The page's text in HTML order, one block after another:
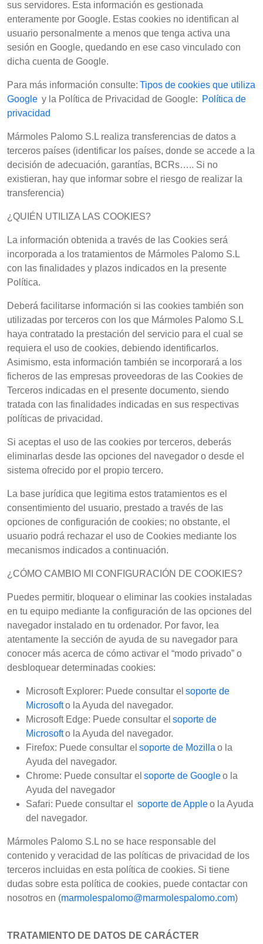
sus servidores. Esta información es gestionada
enteramente por Google. Estas cookies no identifican al
usuario personalmente a menos que tenga activa una
sesión en Google, quedando en ese caso vinculado con
dicha cuenta de Google.
Para más información consulte: Tipos de cookies que utiliza
Google y la Política de Privacidad de Google: Política de
privacidad
Mármoles Palomo S.L realiza transferencias de datos a
terceros países (identificar los países, donde se accede a la
decisión de adecuación, garantías, BCRs….. Si no
existieran, hay que informar sobre el riesgo de realizar la
transferencia)
¿QUIÉN UTILIZA LAS COOKIES?
La información obtenida a través de las Cookies será
incorporada a los tratamientos de Mármoles Palomo S.L
con las finalidades y plazos indicados en la presente
Política.
Deberá facilitarse información si las cookies también son
utilizadas por terceros con los que Mármoles Palomo S.L
haya contratado la prestación del servicio para el cual se
requiera el uso de cookies, debiendo identificarlos.
Asimismo, esta información también se incorporará a los
ficheros de las empresas proveedoras de las Cookies de
Terceros indicadas en el presente documento, siendo
tratada con las finalidades indicadas en sus respectivas
políticas de privacidad.
Si aceptas el uso de las cookies por terceros, deberás
eliminarlas desde las opciones del navegador o desde el
sistema ofrecido por el propio tercero.
La base jurídica que legitima estos tratamientos es el
consentimiento del usuario, prestado a través de las
opciones de configuración de cookies; no obstante, el
usuario podrá rechazar el uso de Cookies mediante los
mecanismos indicados a continuación.
¿CÓMO CAMBIO MI CONFIGURACIÓN DE COOKIES?
Puedes permitir, bloquear o eliminar las cookies instaladas
en tu equipo mediante la configuración de las opciones del
navegador instalado en tu ordenador. Por favor, lea
atentamente la sección de ayuda de su navegador para
conocer más acerca de cómo activar el “modo privado” o
desbloquear determinadas cookies:
Microsoft Explorer: Puede consultar el soporte de
Microsofto la Ayuda del navegador.
Microsoft Edge: Puede consultar el soporte de
Microsofto la Ayuda del navegador.
Firefox: Puede consultar el soporte de Mozilla o la
Ayuda del navegador.
Chrome: Puede consultar el soporte de Googleo la
Ayuda del navegador
Safari: Puede consultar el soporte de Appleo la Ayuda
del navegador.
Mármoles Palomo S.L no se hace responsable del
contenido y veracidad de las políticas de privacidad de los
terceros incluidas en esta política de cookies. Si tiene
dudas sobre esta política de cookies, puede contactar con
nosotros en (marmolespalomo@marmolespalomo.com)
TRATAMIENTO DE DATOS DE CARÁCTER